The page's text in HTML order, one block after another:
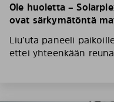
Ole huoletta –
ovat särkymätöntä
Liu’uta paneeli
ettei yhteenkään